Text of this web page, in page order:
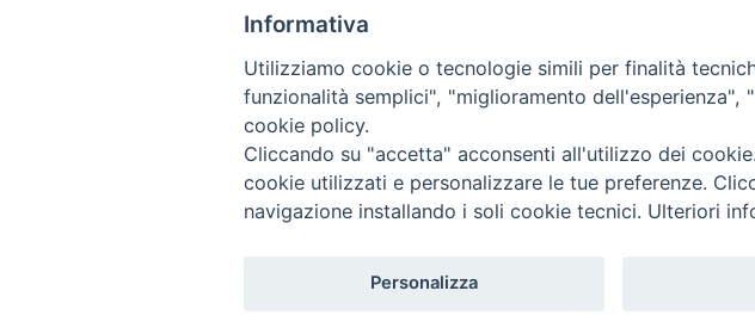
Privacy Policy
Copyright © 2019 - Tutti i diritti riservati - Vita Trentina Editrice
Informativa
Utilizziamo cookie o tecnologie simili per finalità
funzionalità semplici", "miglioramento
cookie policy.
Cliccando su "accetta" acconsenti all'utilizzo dei
cookie utilizzati e personalizzare le tue preferenze.
navigazione installando i soli cookie tecnici. Ulteriori
Personalizza